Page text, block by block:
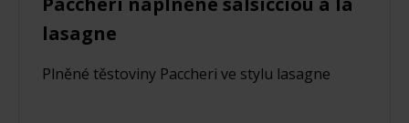
lasagne
Plněné těstoviny Paccheri ve stylu lasagne